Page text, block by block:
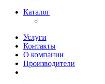
Каталог
Услуги
Контакты
О компании
Производители